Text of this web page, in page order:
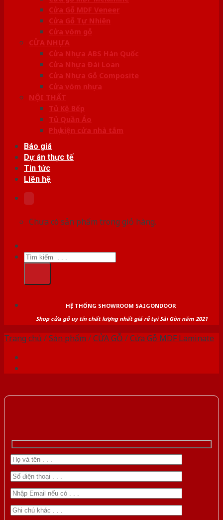
Cửa Gỗ MDF Veneer
Cửa Gỗ Tự Nhiên
Cửa vòm gỗ
CỬA NHỰA
Cửa Nhựa ABS Hàn Quốc
Cửa Nhựa Đài Loan
Cửa Nhựa Gỗ Composite
Cửa vòm nhựa
NỘI THẤT
Tủ Kệ Bếp
Tủ Quần Áo
Phụ kiện cửa nhà tắm
Báo giá
Dự án thực tế
Tin tức
Liên hệ
Chưa có sản phẩm trong giỏ hàng.
Tìm
kiếm:
HỆ THỐNG SHOWROOM SAIGONDOOR
Shop cửa gỗ uy tín chất lượng nhất giá rẻ tại Sài Gòn năm 2021
Trang chủ /Sản phẩm /CỬA GỖ /Cửa Gỗ MDF Laminate